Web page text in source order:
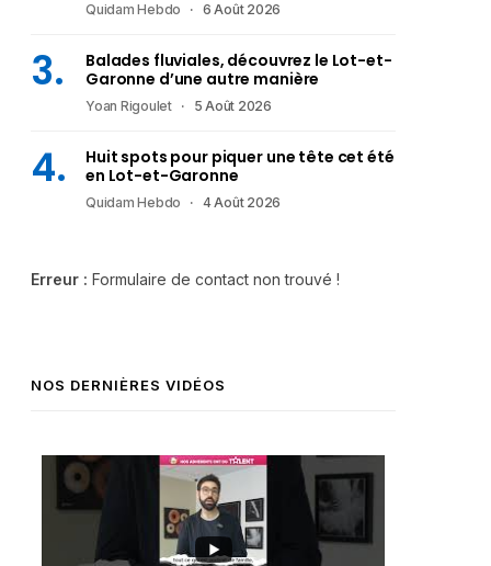
Quidam Hebdo 6 Août 2026
Balades fluviales, découvrez le Lot-et-
Garonne d’une autre manière
Yoan Rigoulet 5 Août 2026
Huit spots pour piquer une tête cet été
en Lot-et-Garonne
Quidam Hebdo 4 Août 2026
Erreur : Formulaire de contact non trouvé !
NOS DERNIÈRES VIDÉOS